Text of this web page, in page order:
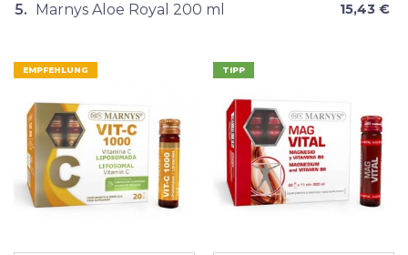
5. Marnys Aloe Royal 200 ml 15,43 €
EMPFEHLUNG TIPP